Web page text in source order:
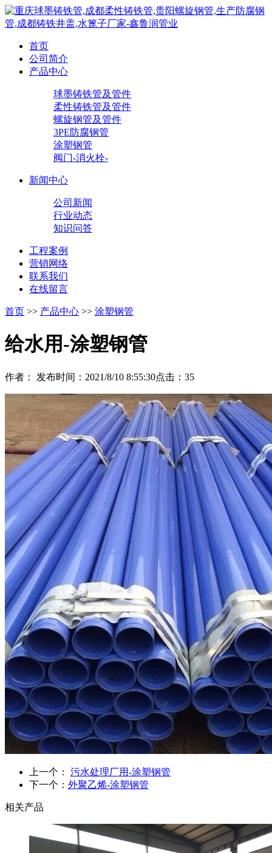
首页
公司简介
产品中心
球墨铸铁管及管件
柔性铸铁管及管件
螺旋钢管及管件
3PE防腐钢管
涂塑钢管
阀门-消火栓-
新闻中心
公司新闻
行业动态
知识问答
工程案例
营销网络
联系我们
在线留言
首页 >> 产品中心 >> 涂塑钢管
给水用-涂塑钢管
作者： 发布时间：2021/8/10 8:55:30点击： 35
上一个： 污水处理厂用-涂塑钢管
下一个： 外聚乙烯-涂塑钢管
相关产品